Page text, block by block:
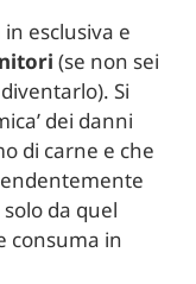
esclusiva e
(se non sei
Si
dei danni
di carne e che
da quel
consuma in